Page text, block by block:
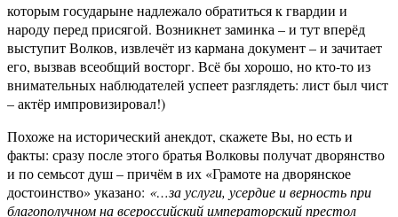
которым государыне надлежало обратиться к гвардии и
народу перед присягой. Возникнет заминка – и тут вперёд
выступит Волков, извлечёт из кармана документ – и зачитает
его, вызвав всеобщий восторг. Всё бы хорошо, но кто-то из
внимательных наблюдателей успеет разглядеть: лист был чист
– актёр импровизировал!)
Похоже на исторический анекдот, скажете Вы, но есть и
факты: сразу после этого братья Волковы получат дворянство
и по семьсот душ – причём в их «Грамоте на дворянское
достоинство» указано: «…за услуги, усердие и верность при
благополучном на всероссийский император­ский престол